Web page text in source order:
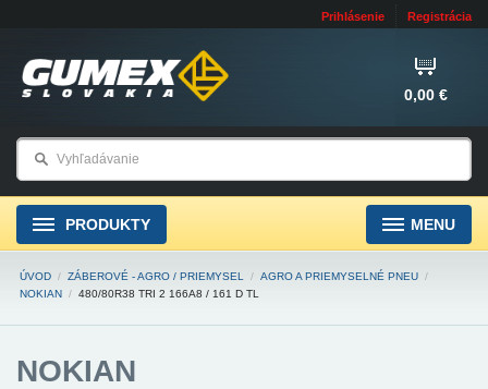
Prihlásenie Registrácia
0,00 €
PRODUKTY MENU
ÚVOD / ZÁBEROVÉ - AGRO / PRIEMYSEL / AGRO A PRIEMYSELNÉ PNEU /
NOKIAN / 480/80R38 TRI 2 166A8 / 161 D TL
NOKIAN